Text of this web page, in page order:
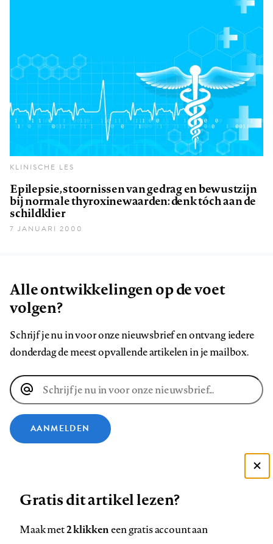
KLINISCHE LES
Epilepsie, stoornissen van gedrag en bewustzijn
bij normale thyroxinewaarden: denk tóch aan de
schildklier
7 JANUARI 2000
Alle ontwikkelingen op de voet
volgen?
Schrijf je nu in voor onze nieuwsbrief en ontvang iedere
donderdag de meest opvallende artikelen in je mailbox.
E-
mailadres
AANMELDEN
Volg
ons
Volg
ons
Volg
ons
Volg
ons
Volg
ons
ons
Zie onze cookie policy
Gratis dit artikel lezen?
Maak met2 klikkeneen gratis account aan